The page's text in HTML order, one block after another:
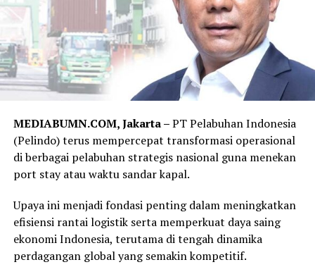
MEDIABUMN.COM, Jakarta –PT Pelabuhan Indonesia
(Pelindo) terus mempercepat transformasi operasional
di berbagai pelabuhan strategis nasional guna menekan
port stay atau waktu sandar kapal.
Upaya ini menjadi fondasi penting dalam meningkatkan
efisiensi rantai logistik serta memperkuat daya saing
ekonomi Indonesia, terutama di tengah dinamika
perdagangan global yang semakin kompetitif.